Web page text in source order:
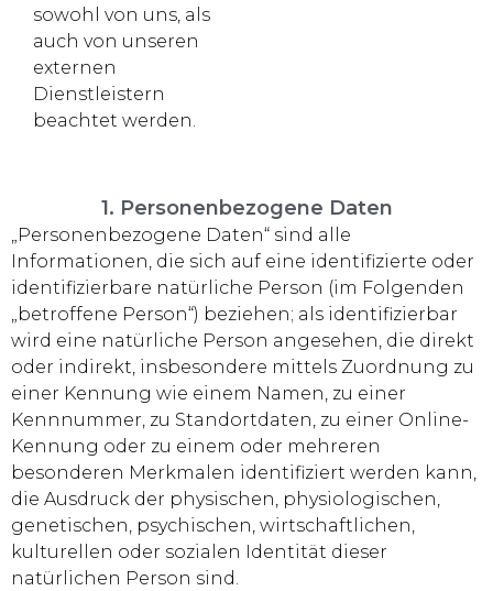
sowohl von uns, als
auch von unseren
externen
Dienstleistern
beachtet werden.
1. Personenbezogene Daten
„Personenbezogene Daten“ sind alle
Informationen, die sich auf eine identifizierte oder
identifizierbare natürliche Person (im Folgenden
„betroffene Person“) beziehen; als identifizierbar
wird eine natürliche Person angesehen, die direkt
oder indirekt, insbesondere mittels Zuordnung zu
einer Kennung wie einem Namen, zu einer
Kennnummer, zu Standortdaten, zu einer Online-
Kennung oder zu einem oder mehreren
besonderen Merkmalen identifiziert werden kann,
die Ausdruck der physischen, physiologischen,
genetischen, psychischen, wirtschaftlichen,
kulturellen oder sozialen Identität dieser
natürlichen Person sind.